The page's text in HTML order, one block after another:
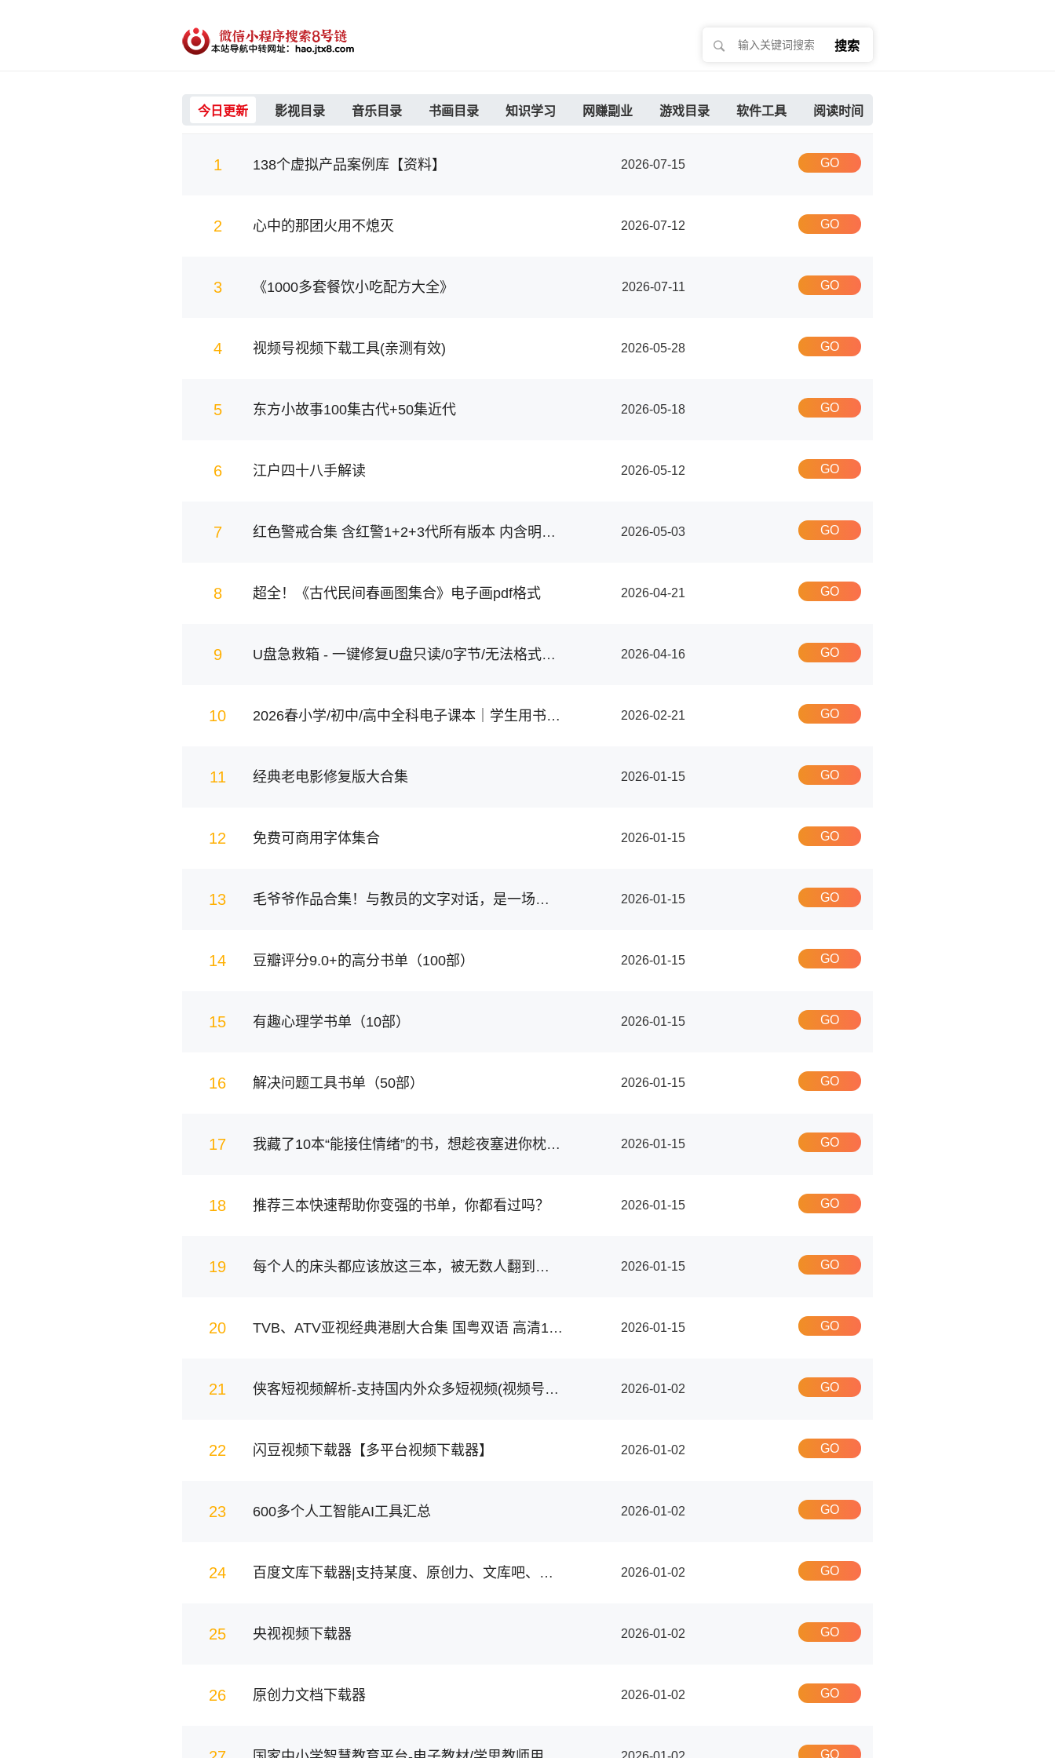
搜索
今日更新 影视目录 音乐目录 书画目录 知识学习 网赚副业 游戏目录 软件工具 阅读时间
1 138个虚拟产品案例库【资料】 GO
2026-07-15
2 心中的那团火用不熄灭 GO
2026-07-12
3 《1000多套餐饮小吃配方大全》 GO
2026-07-11
4 视频号视频下载工具(亲测有效) GO
2026-05-28
5 东方小故事100集古代+50集近代 GO
2026-05-18
6 江户四十八手解读 GO
2026-05-12
7 红色警戒合集 含红警1+2+3代所有版本 内含明细介绍 免安装中文版 GO
2026-05-03
8 超全！《古代民间春画图集合》电子画pdf格式 GO
2026-04-21
9 U盘急救箱 - 一键修复U盘只读/0字节/无法格式化等问题 GO
2026-04-16
10 2026春小学/初中/高中全科电子课本｜学生用书+教师用书+习题答案 GO
2026-02-21
11 经典老电影修复版大合集 GO
2026-01-15
12 免费可商用字体集合 GO
2026-01-15
13 毛爷爷作品合集！与教员的文字对话，是一场永不落幕的思想远征！ GO
2026-01-15
14 豆瓣评分9.0+的高分书单（100部） GO
2026-01-15
15 有趣心理学书单（10部） GO
2026-01-15
16 解决问题工具书单（50部） GO
2026-01-15
17 我藏了10本“能接住情绪”的书，想趁夜塞进你枕头底下 GO
2026-01-15
18 推荐三本快速帮助你变强的书单，你都看过吗？ GO
2026-01-15
19 每个人的床头都应该放这三本，被无数人翻到烂的人生答案之书 GO
2026-01-15
20 TVB、ATV亚视经典港剧大合集 国粤双语 高清1080P【10T容量】强烈推荐❗❗❗ GO
2026-01-15
21 侠客短视频解析-支持国内外众多短视频(视频号)平台 GO
2026-01-02
22 闪豆视频下载器【多平台视频下载器】 GO
2026-01-02
23 600多个人工智能AI工具汇总 GO
2026-01-02
24 百度文库下载器|支持某度、原创力、文库吧、人人文库等文档下载 GO
2026-01-02
25 央视视频下载器 GO
2026-01-02
26 原创力文档下载器 GO
2026-01-02
GO